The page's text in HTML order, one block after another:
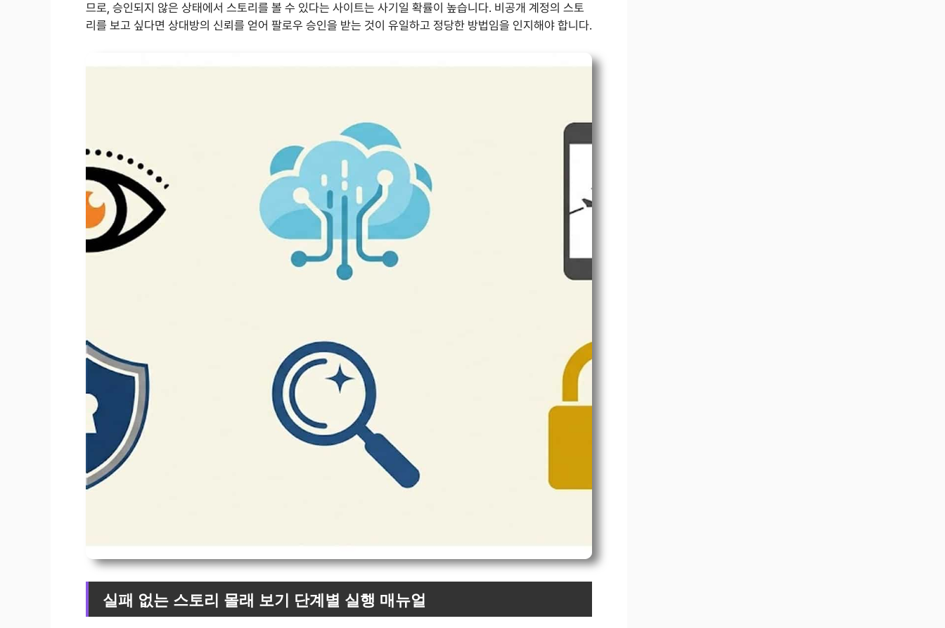
므로, 승인되지 않은 상태에서 스토리를 볼 수 있다는 사이트는 사기일 확률이 높습니다. 비공개 계정의 스토
리를 보고 싶다면 상대방의 신뢰를 얻어 팔로우 승인을 받는 것이 유일하고 정당한 방법임을 인지해야 합니다.
실패 없는 스토리 몰래 보기 단계별 실행 매뉴얼